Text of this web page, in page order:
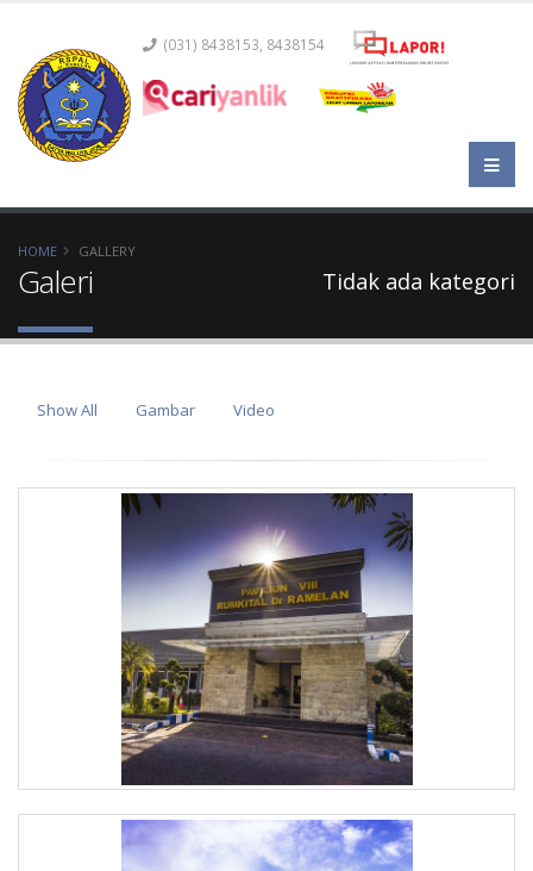
(031) 8438153, 8438154
HOME GALLERY
Galeri Tidak ada kategori
Show All Gambar Video